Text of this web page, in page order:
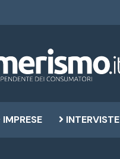
IMPRESE INTERVISTE